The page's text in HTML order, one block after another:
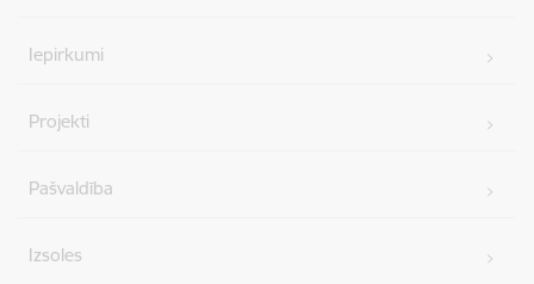
Iepirkumi
Projekti
Pašvaldība
Izsoles